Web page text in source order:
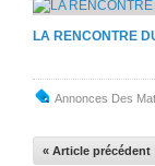
LA RENCONTRE
Annonces Des
« Article précédent